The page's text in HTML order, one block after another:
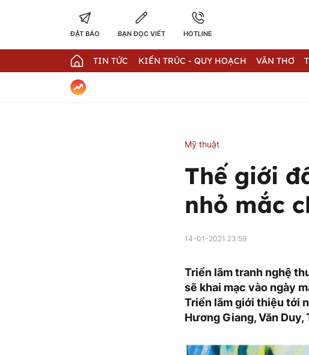
ĐẶT BÁO BẠN ĐỌC VIẾT HOTLINE
TIN TỨC KIẾN TRÚC - QUY HOẠCH VĂN THƠ
Mỹ thuật
Thế giới
nhỏ mắc
14-01-2021 23:59
Triển lãm tranh nghệ
sẽ khai mạc vào ngày
Triển lãm giới thiệu tới
Hương Giang, Văn Duy,